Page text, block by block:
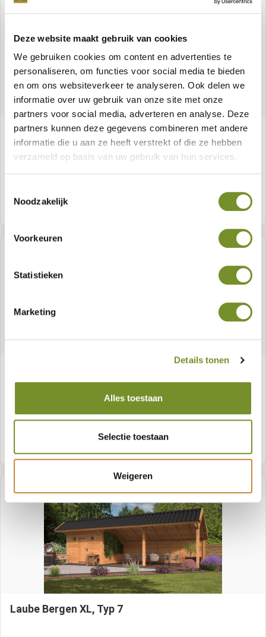
Deze website maakt gebruik van cookies
We gebruiken cookies om content en advertenties te
personaliseren, om functies voor social media te bieden
en om ons websiteverkeer te analyseren. Ook delen we
informatie over uw gebruik van onze site met onze
partners voor social media, adverteren en analyse. Deze
partners kunnen deze gegevens combineren met andere
informatie die u aan ze heeft verstrekt of die ze hebben
verzameld op basis van uw gebruik van hun services.
Noodzakelijk
Voorkeuren
Statistieken
Marketing
Details tonen
Alles toestaan
Selectie toestaan
Weigeren
Laube Bergen XL, Typ 12
Meer informatie
Laube Bergen XL, Typ 7